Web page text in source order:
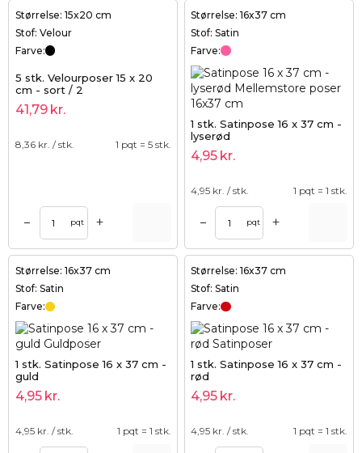
Størrelse: 15x20 cm
Stof: Velour
Farve:
5 stk. Velourposer 15 x 20
cm - sort / 2
41,79 kr.
8,36 kr. / stk. 1 pqt = 5 stk.
– pqt +
Størrelse: 16x37 cm
Stof: Satin
Farve:
1 stk. Satinpose 16 x 37 cm -
lyserød
4,95 kr.
4,95 kr. / stk. 1 pqt = 1 stk.
– pqt +
Størrelse: 16x37 cm
Stof: Satin
Farve:
1 stk. Satinpose 16 x 37 cm -
guld
4,95 kr.
4,95 kr. / stk. 1 pqt = 1 stk.
Størrelse: 16x37 cm
Stof: Satin
Farve:
1 stk. Satinpose 16 x 37 cm -
rød
4,95 kr.
4,95 kr. / stk. 1 pqt = 1 stk.